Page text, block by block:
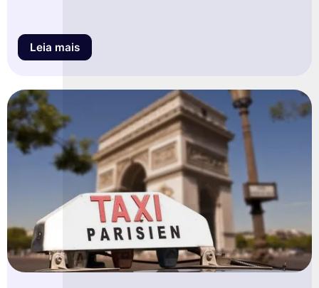
Leia mais